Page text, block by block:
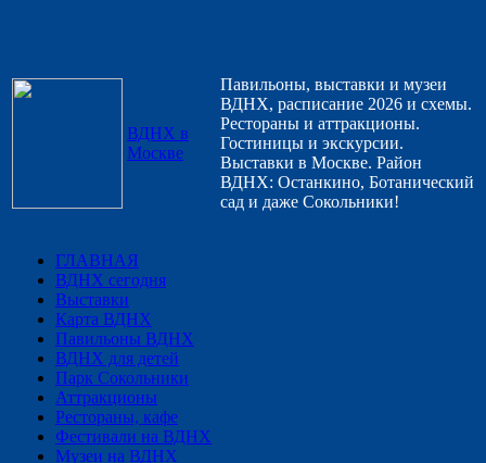
ВДНХ в
Москве
Павильоны, выставки и музеи
ВДНХ, расписание 2026 и схемы.
Рестораны и аттракционы.
Гостиницы и экскурсии.
Выставки в Москве. Район
ВДНХ: Останкино, Ботанический
сад и даже Сокольники!
ГЛАВНАЯ
ВДНХ сегодня
Выставки
Карта ВДНХ
Павильоны ВДНХ
ВДНХ для детей
Парк Сокольники
Аттракционы
Рестораны, кафе
Фестивали на ВДНХ
Музеи на ВДНХ